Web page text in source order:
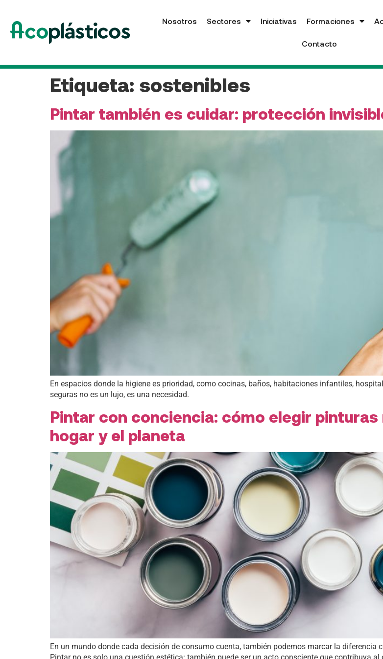
Nosotros Sectores Iniciativas Formaciones
Contacto
Etiqueta: sostenibles
Pintar también es cuidar: protección
En espacios donde la higiene es prioridad, como cocinas, baños, habitaciones infantiles,
seguras no es un lujo, es una necesidad.
Pintar con conciencia: cómo elegir
hogar y el planeta
En un mundo donde cada decisión de consumo cuenta, también podemos marcar la diferencia